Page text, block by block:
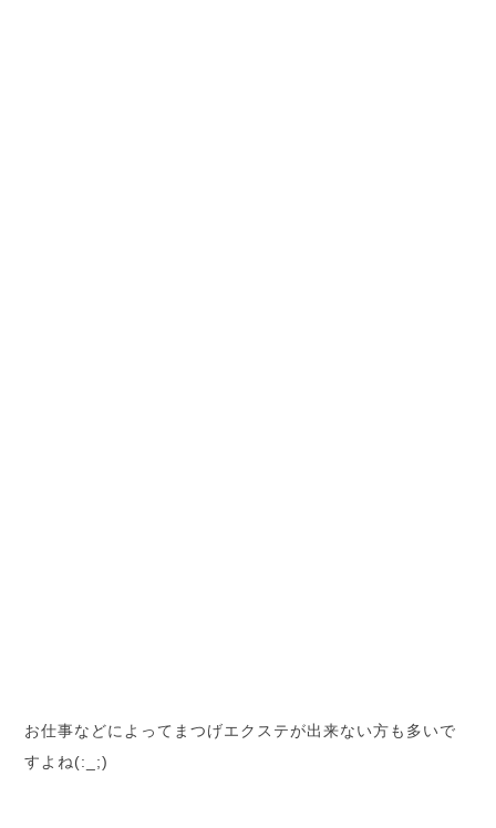
お仕事などによってまつげエクステが出来ない方も多いで
すよね(:_;)